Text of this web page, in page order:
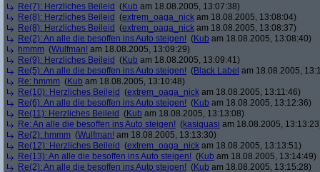
Re(7): Herzliches Beileid (Kub am 18.08.2005, 13:07:38)
Re(8): Herzliches Beileid (extrem_oaga_nick am 18.08.2005, 13:08:04)
Re(8): Herzliches Beileid (extrem_oaga_nick am 18.08.2005, 13:08:37)
Re(2): An alle die besoffen ins Auto steigen! (Kub am 18.08.2005, 13:08:40)
hmmm (Wulfman! am 18.08.2005, 13:09:29)
Re(9): Herzliches Beileid (Kub am 18.08.2005, 13:09:41)
Re(5): An alle die besoffen ins Auto steigen! (Black Label am 18.08.2005,
Re: hmmm (Kub am 18.08.2005, 13:10:48)
Re(10): Herzliches Beileid (extrem_oaga_nick am 18.08.2005, 13:11:46)
Re(6): An alle die besoffen ins Auto steigen! (Kub am 18.08.2005, 13:12:36)
Re(11): Herzliches Beileid (Kub am 18.08.2005, 13:13:08)
Re: An alle die besoffen ins Auto steigen! (kasiquasi am 18.08.2005,
Re(2): hmmm (Wulfman! am 18.08.2005, 13:13:30)
Re(12): Herzliches Beileid (extrem_oaga_nick am 18.08.2005, 13:13:51)
Re(13): An alle die besoffen ins Auto steigen! (Kub am 18.08.2005, 13:14:49)
Re(2): An alle die besoffen ins Auto steigen! (Kub am 18.08.2005, 13:15:28)